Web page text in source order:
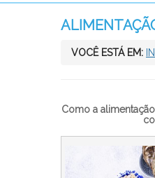
VOCÊ ESTÁ EM:
Como a